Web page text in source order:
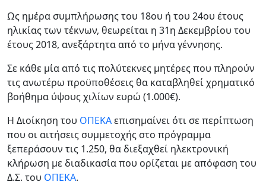
Ως ημέρα συμπλήρωσης του 18ου ή του 24ου έτους
ηλικίας των τέκνων, θεωρείται η 31η Δεκεμβρίου του
έτους 2018, ανεξάρτητα από το μήνα γέννησης.
Σε κάθε μία από τις πολύτεκνες μητέρες που πληρούν
τις ανωτέρω προϋποθέσεις θα καταβληθεί χρηματικό
βοήθημα ύψους χιλίων ευρώ (1.000€).
Η Διοίκηση του ΟΠΕΚΑεπισημαίνει ότι σε περίπτωση
που οι αιτήσεις συμμετοχής στο πρόγραμμα
ξεπεράσουν τις 1.250, θα διεξαχθεί ηλεκτρονική
κλήρωση με διαδικασία που ορίζεται με απόφαση του
Δ.Σ. του ΟΠΕΚΑ.